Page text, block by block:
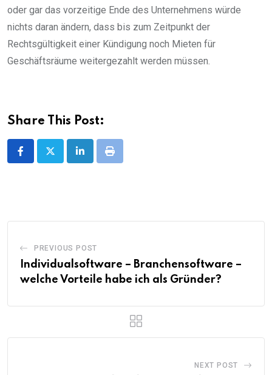
oder gar das vorzeitige Ende des Unternehmens würde
nichts daran ändern, dass bis zum Zeitpunkt der
Rechtsgültigkeit einer Kündigung noch Mieten für
Geschäftsräume weitergezahlt werden müssen.
Share This Post:
LinkedInPrint
PREVIOUS POST
Individualsoftware – Branchensoftware –
welche Vorteile habe ich als Gründer?
NEXT POST